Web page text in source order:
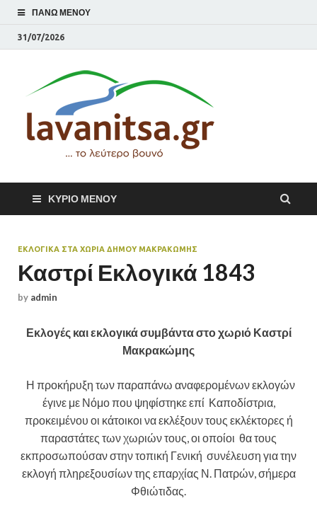
ΠΆΝΩ ΜΕΝΟΎ
31/07/2026
ΚΎΡΙΟ ΜΕΝΟΎ
ΕΚΛΟΓΙΚΑ ΣΤΑ ΧΩΡΙΑ ΔΗΜΟΥ ΜΑΚΡΑΚΏΜΗΣ
Καστρί Εκλογικά 1843
by admin
Εκλογές και εκλογικά συμβάντα στο χωριό Καστρί
Μακρακώμης
Η προκήρυξη των παραπάνω αναφερομένων εκλογών
έγινε με Νόμο που ψηφίστηκε επί Καποδίστρια,
προκειμένου οι κάτοικοι να εκλέξουν τους εκλέκτορες ή
παραστάτες των χωριών τους, οι οποίοι θα τους
εκπροσωπούσαν στην τοπική Γενική συνέλευση για την
εκλογή πληρεξουσίων της επαρχίας Ν. Πατρών, σήμερα
Φθιώτιδας.